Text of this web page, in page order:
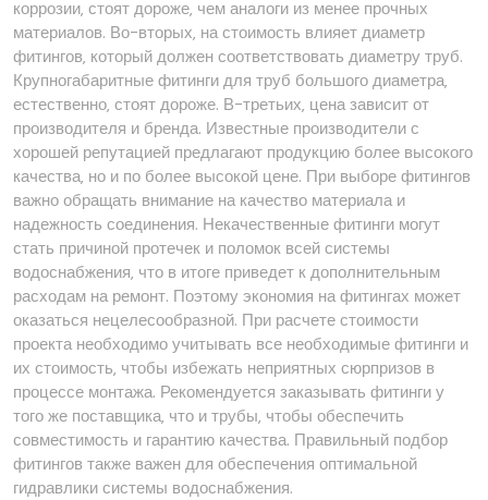
коррозии‚ стоят дороже‚ чем аналоги из менее прочных
материалов. Во-вторых‚ на стоимость влияет диаметр
фитингов‚ который должен соответствовать диаметру труб.
Крупногабаритные фитинги для труб большого диаметра‚
естественно‚ стоят дороже. В-третьих‚ цена зависит от
производителя и бренда. Известные производители с
хорошей репутацией предлагают продукцию более высокого
качества‚ но и по более высокой цене. При выборе фитингов
важно обращать внимание на качество материала и
надежность соединения. Некачественные фитинги могут
стать причиной протечек и поломок всей системы
водоснабжения‚ что в итоге приведет к дополнительным
расходам на ремонт. Поэтому экономия на фитингах может
оказаться нецелесообразной. При расчете стоимости
проекта необходимо учитывать все необходимые фитинги и
их стоимость‚ чтобы избежать неприятных сюрпризов в
процессе монтажа. Рекомендуется заказывать фитинги у
того же поставщика‚ что и трубы‚ чтобы обеспечить
совместимость и гарантию качества. Правильный подбор
фитингов также важен для обеспечения оптимальной
гидравлики системы водоснабжения.